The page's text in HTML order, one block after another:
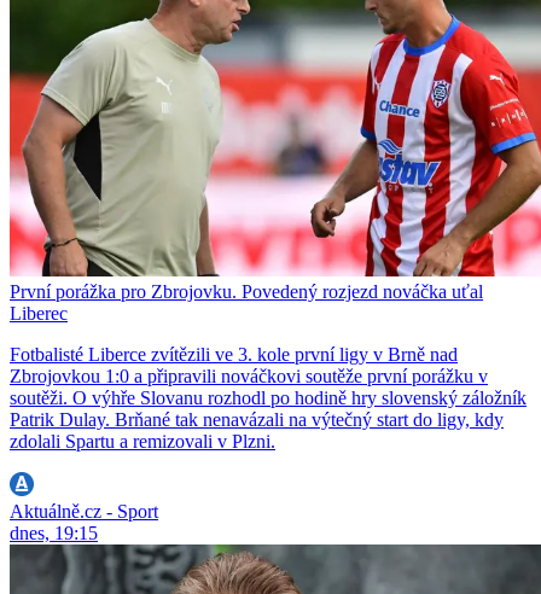
První porážka pro Zbrojovku. Povedený rozjezd nováčka uťal
Liberec
Fotbalisté Liberce zvítězili ve 3. kole první ligy v Brně nad
Zbrojovkou 1:0 a připravili nováčkovi soutěže první porážku v
soutěži. O výhře Slovanu rozhodl po hodině hry slovenský záložník
Patrik Dulay. Brňané tak nenavázali na výtečný start do ligy, kdy
zdolali Spartu a remizovali v Plzni.
Aktuálně.cz - Sport
dnes, 19:15